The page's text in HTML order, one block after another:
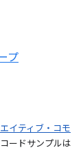
プ
イティブ・コモ
ードサンプルは